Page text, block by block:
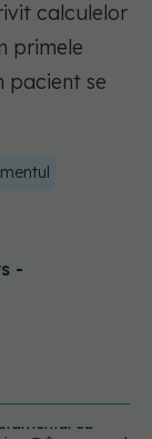
calculelor
primele
pacient se
-